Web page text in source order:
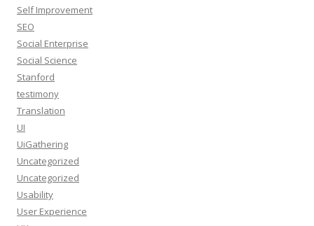
Self Improvement
SEO
Social Enterprise
Social Science
Stanford
testimony
Translation
UI
UiGathering
Uncategorized
Uncategorized
Usability
User Experience